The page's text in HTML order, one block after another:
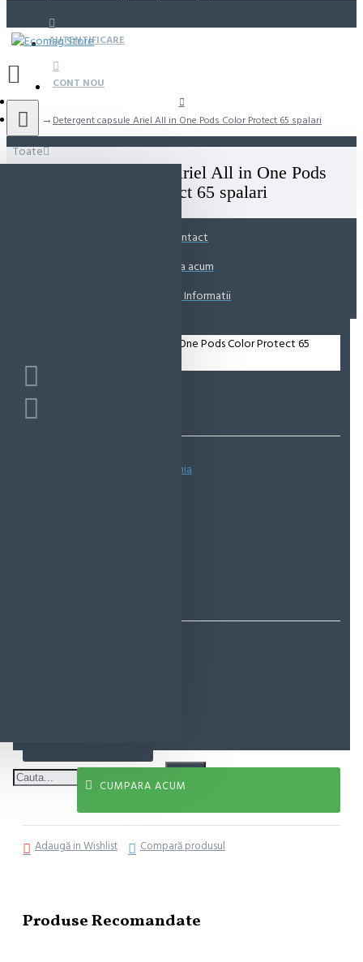
AUTENTIFICARE
CONT NOU
Toate
Detergent capsule Ariel All in One Pods Color Protect 65 spalari
Detergent capsule Ariel All in One Pods
Color Protect 65 spalari
Contact
Suna acum
Solicita Informatii
Spune-ţi opinia
CUMPARA ACUM
Adaugă in Wishlist Compară produsul
Produse Recomandate